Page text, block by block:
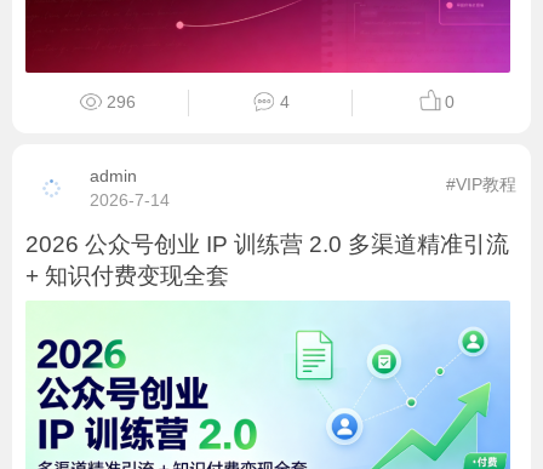
296 4 0
admin
2026-7-14
#VIP教程
2026 公众号创业 IP 训练营 2.0 多渠道精准引流
+ 知识付费变现全套